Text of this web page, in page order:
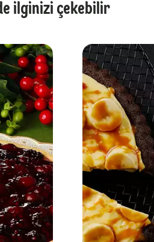
ilginizi çekebilir